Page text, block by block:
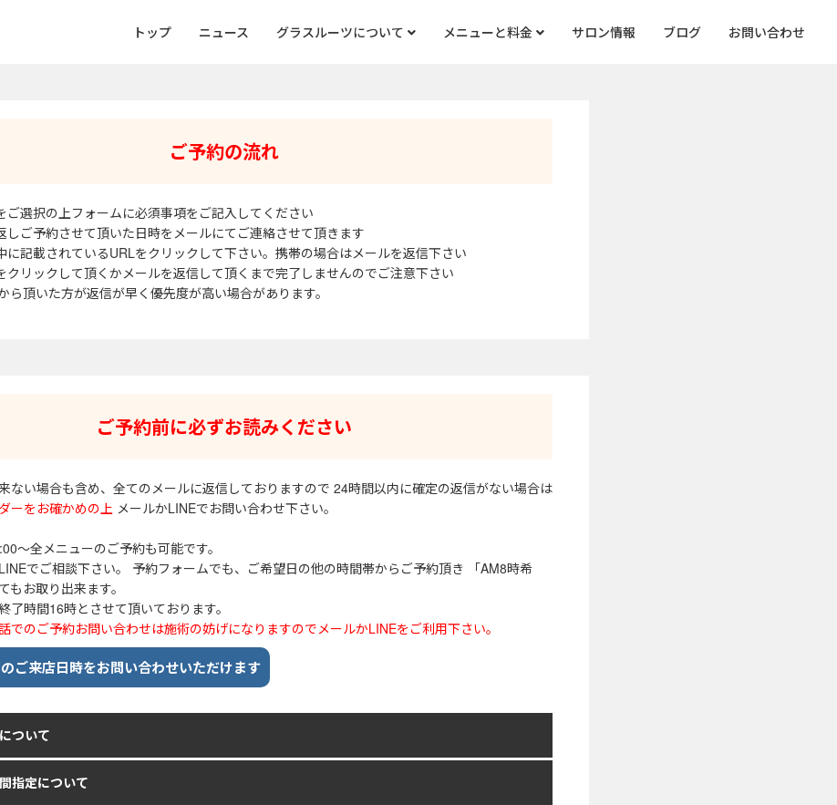
トップ ニュース グラスルーツについて メニューと料金 サロン情報 ブログ お問い合わせ
ご予約の流れ
ご選択の上フォームに必須事項をご記入してください
しご予約させて頂いた日時をメールにてご連絡させて頂きます
に記載されているURLをクリックして下さい。携帯の場合はメールを返信下さい
クリックして頂くかメールを返信して頂くまで完了しませんのでご注意下さい
ら頂いた方が返信が早く優先度が高い場合があります。
ご予約前に必ずお読みください
ない場合も含め、全てのメールに返信しておりますので 24時間以内に確定の返信がない場合は
ーをお確かめの上 メールかLINEでお問い合わせ下さい。
～全メニューのご予約も可能です。
でご相談下さい。 予約フォームでも、ご希望日の他の時間帯からご予約頂き 「AM8時希
もお取り出来ます。
了時間16時とさせて頂いております。
でのご予約お問い合わせは施術の妨げになりますのでメールかLINEをご利用下さい。
ご来店日時をお問い合わせいただけます
ついて
指定について